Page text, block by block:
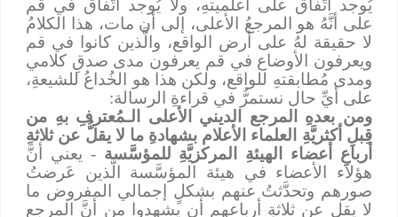
يُوجد اتّفاق على أعلميتهِ، ولا يُوجد اتّفاق في قم
على أنَّهُ هو المرجعُ الأعلى، إلى أن مات، هذا الكلامُ
لا حقيقة لهُ على أرض الواقع، والَّذين كانوا في قم
ويعرفون الأوضاع في قم يعرفون مدى صدقِ كلامي
ومدى مُطابقتهِ للواقع، ولكن هذا هو الخُداعُ للشيعةِ،
على أيِّ حال نستمرُّ في قراءةِ الرسالة:
ومن بعدهِ المرجع الديني الأعلى الـمُعترفِ بهِ من
قِبلِ أكثريَّةِ العلماء الأعلام بشهادةِ ما لا يقلُّ عن ثلاثةِ
أرباعِ أعضاء الهيئةِ المركزيَّةِ للمؤسَّسة- يعني أنَّ
هؤلاء الأعضاء في هيئة المؤسَّسة الَّذين عَرضتُ
صورهم وتحدَّثتُ عنهم بشكلٍ إجمالي المفروض ما
لا يقل عن ثلاثةِ أرباعهم أن يشهدوا من أنَّ المرجع